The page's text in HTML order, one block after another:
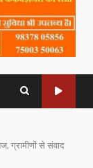
ग्रामीणों से संवाद